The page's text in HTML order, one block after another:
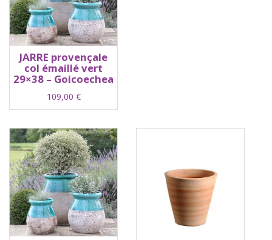
JARRE provençale
col émaillé vert
29×38 – Goicoechea
109,00 €